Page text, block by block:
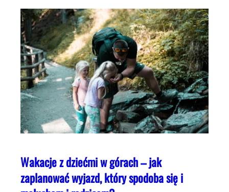
Wakacje z dziećmi w górach – jak
zaplanować wyjazd, który spodoba się i